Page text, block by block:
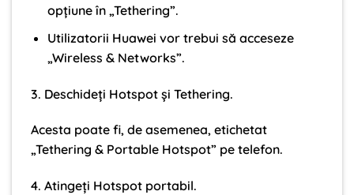
opțiune în „Tethering”.
Utilizatorii Huawei vor trebui să acceseze
„Wireless & Networks”.
3. Deschideți Hotspot și Tethering.
Acesta poate fi, de asemenea, etichetat
„Tethering & Portable Hotspot” pe telefon.
4. Atingeți Hotspot portabil.